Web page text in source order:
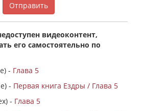
Отправить
видеоконтент,
его самостоятельно по
- Глава 5
- Первая книга Ездры / Глава 5
- Глава 5